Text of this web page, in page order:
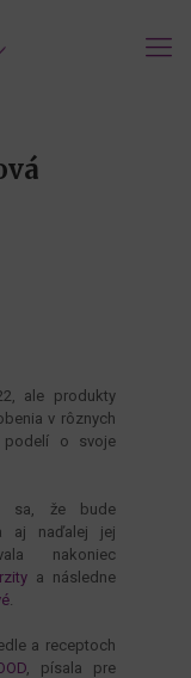
ale produkty
v rôznych
podelí o svoje
sa, že bude
aj naďalej jej
nakoniec
a následne
.
a receptoch
, písala pre